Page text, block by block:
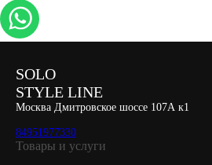
SOLO
STYLE LINE
Москва Дмитровское шоссе 107А к1
84951977330
Товары и услуги